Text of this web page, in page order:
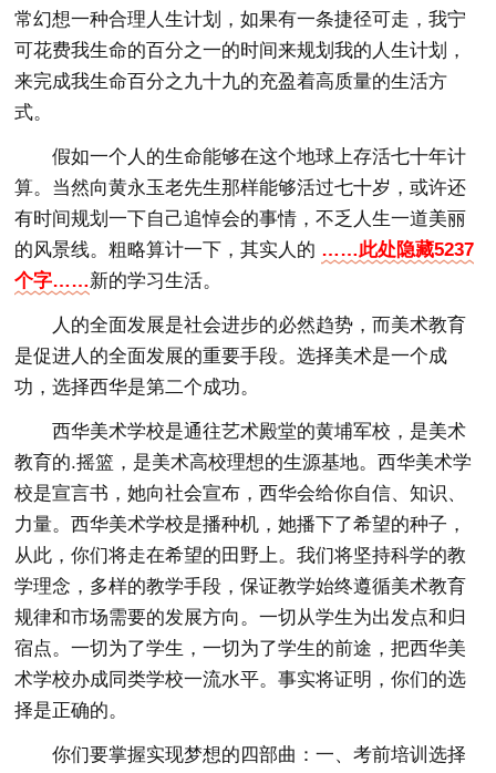
常幻想一种合理人生计划，如果有一条捷径可走，我宁
可花费我生命的百分之一的时间来规划我的人生计划，
来完成我生命百分之九十九的充盈着高质量的生活方
式。
假如一个人的生命能够在这个地球上存活七十年计
算。当然向黄永玉老先生那样能够活过七十岁，或许还
有时间规划一下自己追悼会的事情，不乏人生一道美丽
的风景线。粗略算计一下，其实人的 ……此处隐藏5237
个字……新的学习生活。
人的全面发展是社会进步的必然趋势，而美术教育
是促进人的全面发展的重要手段。选择美术是一个成
功，选择西华是第二个成功。
西华美术学校是通往艺术殿堂的黄埔军校，是美术
教育的.摇篮，是美术高校理想的生源基地。西华美术学
校是宣言书，她向社会宣布，西华会给你自信、知识、
力量。西华美术学校是播种机，她播下了希望的种子，
从此，你们将走在希望的田野上。我们将坚持科学的教
学理念，多样的教学手段，保证教学始终遵循美术教育
规律和市场需要的发展方向。一切从学生为出发点和归
宿点。一切为了学生，一切为了学生的前途，把西华美
术学校办成同类学校一流水平。事实将证明，你们的选
择是正确的。
你们要掌握实现梦想的四部曲：一、考前培训选择